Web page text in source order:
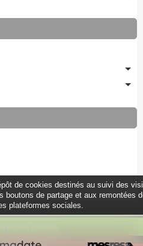
de cookies destinés au suivi des
boutons de partage et aux remontées
plateformes sociales.